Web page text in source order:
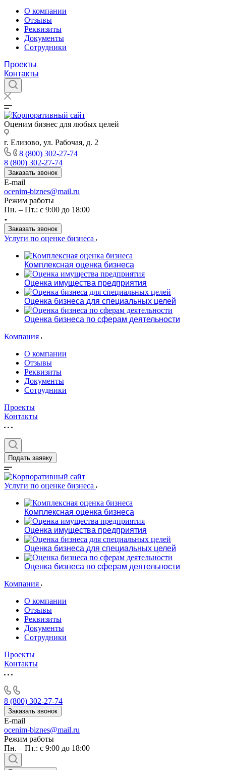
О компании
Отзывы
Реквизиты
Документы
Сотрудники
Проекты
Контакты
Оценим бизнес для любых целей
г. Елизово, ул. Рабочая, д. 2
8 (800) 302-27-74
8 (800) 302-27-74
Заказать звонок
E-mail
ocenim-biznes@mail.ru
Режим работы
Пн. – Пт.: с 9:00 до 18:00
Заказать звонок
Услуги по оценке бизнеса
Комплексная оценка бизнеса
Оценка имущества предприятия
Оценка бизнеса для специальных целей
Оценка бизнеса по сферам деятельности
Компания
О компании
Отзывы
Реквизиты
Документы
Сотрудники
Проекты
Контакты
Подать заявку
Услуги по оценке бизнеса
Комплексная оценка бизнеса
Оценка имущества предприятия
Оценка бизнеса для специальных целей
Оценка бизнеса по сферам деятельности
Компания
О компании
Отзывы
Реквизиты
Документы
Сотрудники
Проекты
Контакты
8 (800) 302-27-74
Заказать звонок
E-mail
ocenim-biznes@mail.ru
Режим работы
Пн. – Пт.: с 9:00 до 18:00